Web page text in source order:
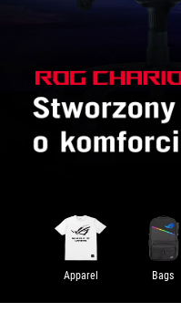
Apparel Bags